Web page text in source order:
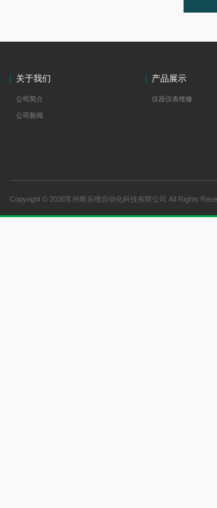
关于我们
公司简介
公司新闻
产品展示
仪器仪表维修
Copyright © 2026常州斯乐维自动化科技有限公司 All Rights